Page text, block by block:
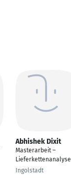
Abhishek Dixit
Masterarbeit –
Lieferkettenanalyse
Ingolstadt